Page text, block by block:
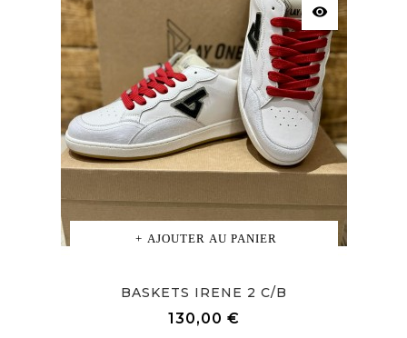
AJOUTER AU PANIER
visibility
BASKETS IRENE 2 C/B
130,00 €Prix